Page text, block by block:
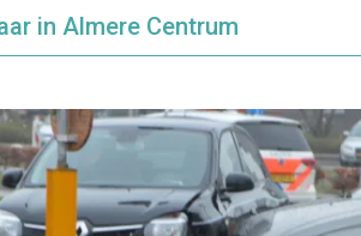
in Almere Centrum